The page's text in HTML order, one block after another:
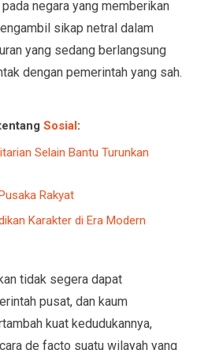
negara yang memberikan
sikap netral dalam
yang sedang berlangsung
dengan pemerintah yang sah.
Sosial:
Selain Bantu Turunkan
Rakyat
Karakter di Era Modern
tidak segera dapat
pusat, dan kaum
kuat kedudukannya,
de facto suatu wilayah yang